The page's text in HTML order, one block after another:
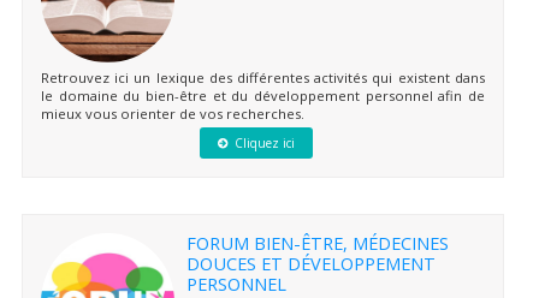
Retrouvez ici un lexique des différentes activités qui existent dans
le domaine du bien-être et du développement personnel afin de
mieux vous orienter de vos recherches.
Cliquez ici
FORUM BIEN-ÊTRE, MÉDECINES
DOUCES ET DÉVELOPPEMENT
PERSONNEL